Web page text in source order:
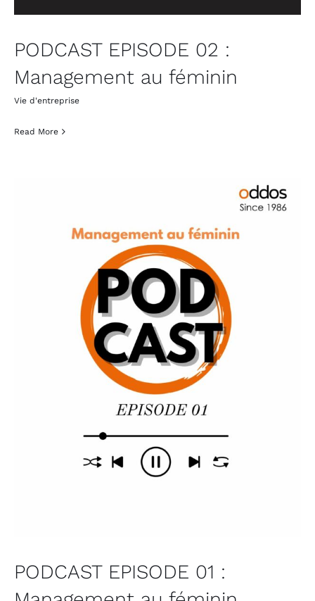
PODCAST EPISODE 02 :
Management au féminin
Vie d'entreprise
Read More
PODCAST EPISODE 01 :